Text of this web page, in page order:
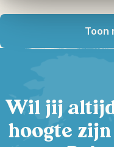
Toon
Wil jij
hoogte